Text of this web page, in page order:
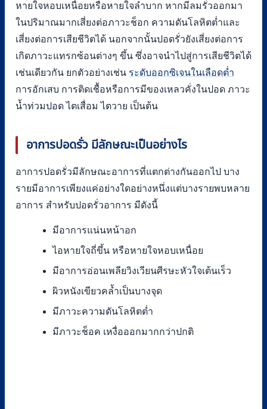
หายใจหอบเหนื่อยหรือหายใจลำบาก หากมีลมรั่วออกมา
ในปริมาณมากเสี่ยงต่อภาวะช็อก ความดันโลหิตต่ำและ
เสี่ยงต่อการเสียชีวิตได้ นอกจากนั้นปอดรั่วยังเสี่ยงต่อการ
เกิดภาวะแทรกซ้อนต่างๆ ขึ้น ซึ่งอาจนำไปสู่การเสียชีวิตได้
เช่นเดียวกัน ยกตัวอย่างเช่น ระดับออกซิเจนในเลือดต่ำ
การอักเสบ การติดเชื้อหรือการมีของเหลวคั่งในปอด ภาวะ
น้ำท่วมปอด ไตเสื่อม ไตวาย เป็นต้น
อาการปอดรั่ว มีลักษณะเป็นอย่างไร
อาการปอดรั่วมีลักษณะอาการที่แตกต่างกันออกไป บาง
รายมีอาการเพียงแค่อย่างใดอย่างหนึ่งแต่บางรายพบหลาย
อาการ สำหรับปอดรั่วอาการ มีดังนี้
มีอาการแน่นหน้าอก
ไอหายใจถี่ขึ้น หรือหายใจหอบเหนื่อย
มีอาการอ่อนเพลียวิงเวียนศีรษะหัวใจเต้นเร็ว
ผิวหนังเขียวคล้ำเป็นบางจุด
มีภาวะความดันโลหิตต่ำ
มีภาวะช็อค เหงื่อออกมากกว่าปกติ